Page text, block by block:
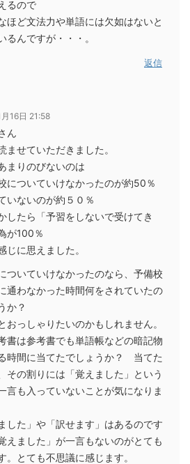
るので
ほど文法力や単語には欠如はないと
るんですが・・・。
返信
16日 21:58
ん
ませていただきました。
まりのびないのは
についていけなかったのが約50％
いないのが約５０％
したら「予習をしないで受けてき
が100％
じに思えました。
ついていけなかったのなら、予備校
通わなかった時間何をされていたの
か？
おっしゃりたいのかもしれません。
書は参考書でも単語帳などの暗記物
時間に当てたでしょうか？ 当てた
その割りには「覚えました」という
言も入っていないことが気になりま
した」や「訳せます」はあるのです
えました」が一言もないのがとても
。とても不思議に感じます。